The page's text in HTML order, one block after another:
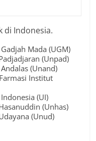
di Indonesia.
Mada (UGM)
(Unpad)
(Unand)
Institut
(UI)
(Unhas)
(Unud)